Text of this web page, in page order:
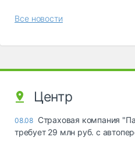
Все новости
Центр
08.08 Страховая компания
требует 29 млн руб. с